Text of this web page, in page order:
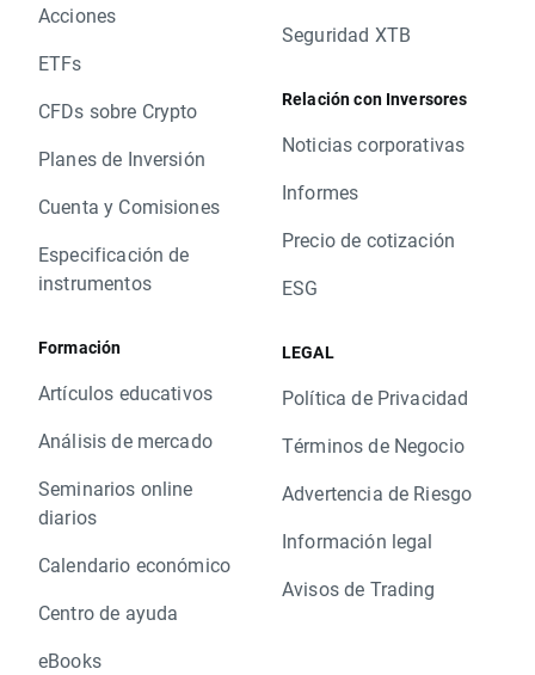
Acciones
ETFs
CFDs sobre Crypto
Planes de Inversión
Cuenta y Comisiones
Especificación de
instrumentos
Formación
Artículos educativos
Análisis de mercado
Seminarios online
diarios
Calendario económico
Centro de ayuda
eBooks
Seguridad XTB
Relación con Inversores
Noticias corporativas
Informes
Precio de cotización
ESG
LEGAL
Política de Privacidad
Términos de Negocio
Advertencia de Riesgo
Información legal
Avisos de Trading